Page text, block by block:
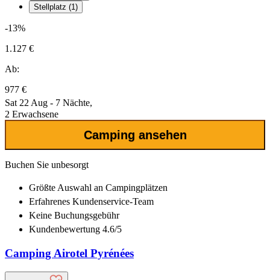
Stellplatz (1)
-13%
1.127 €
Ab:
977 €
Sat 22 Aug - 7 Nächte,
2 Erwachsene
Camping ansehen
Buchen Sie unbesorgt
Größte Auswahl an Campingplätzen
Erfahrenes Kundenservice-Team
Keine Buchungsgebühr
Kundenbewertung 4.6/5
Camping Airotel Pyrénées